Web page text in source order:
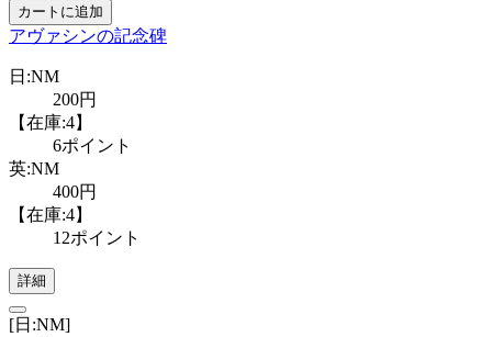
カートに追加
アヴァシンの記念碑
日:NM
200円
【在庫:4】
6ポイント
英:NM
400円
【在庫:4】
12ポイント
詳細
[日:NM]